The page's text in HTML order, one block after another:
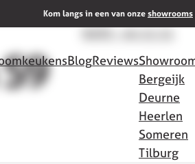
Kom langs in een van onze showrooms
BlogReviews
Bergeijk
Deurne
Heerlen
Someren
Tilburg
Meer info